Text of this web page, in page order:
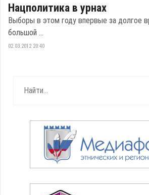
Нацполитика в урнах
Выборы в этом году впервые за долгое
большой ...
02.03.2012 20:40